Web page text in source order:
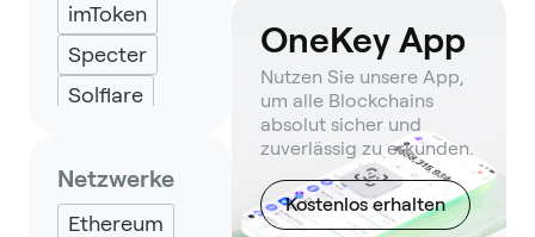
imToken
Specter
Solflare
Keplr
Eternl
Netzwerke
Ethereum
OneKey App
Nutzen Sie unsere App,
um alle Blockchains
absolut sicher und
zuverlässig zu erkunden.
Kostenlos erhalten